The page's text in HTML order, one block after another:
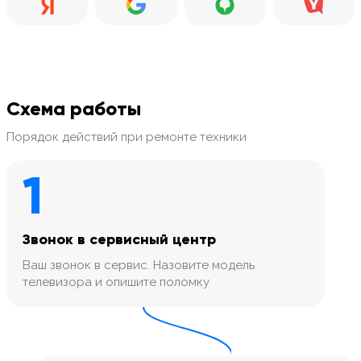
Схема работы
Порядок действий при ремонте техники
1
Звонок в сервисный центр
Ваш звонок в сервис. Назовите модель
телевизора и опишите поломку